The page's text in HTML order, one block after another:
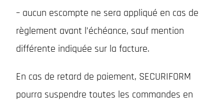
– aucun escompte ne sera appliqué en cas de
règlement avant l’échéance, sauf mention
différente indiquée sur la facture.
En cas de retard de paiement, SECURIFORM
pourra suspendre toutes les commandes en